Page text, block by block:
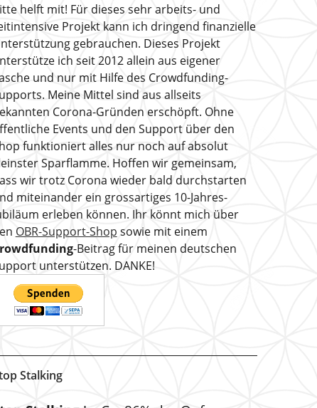
helft mit! Für dieses sehr arbeits- und
Projekt kann ich dringend finanzielle
gebrauchen. Dieses Projekt
ich seit 2012 allein aus eigener
und nur mit Hilfe des Crowdfunding-
Meine Mittel sind aus allseits
Corona-Gründen erschöpft. Ohne
Events und den Support über den
funktioniert alles nur noch auf absolut
Sparflamme. Hoffen wir gemeinsam,
wir trotz Corona wieder bald durchstarten
miteinander ein grossartiges 10-Jahres-
erleben können. Ihr könnt mich über
OBR-Support-Shop sowie mit einem
-Beitrag für meinen deutschen
unterstützen. DANKE!
Stalking